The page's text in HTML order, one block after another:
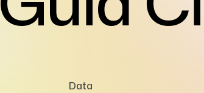
Data